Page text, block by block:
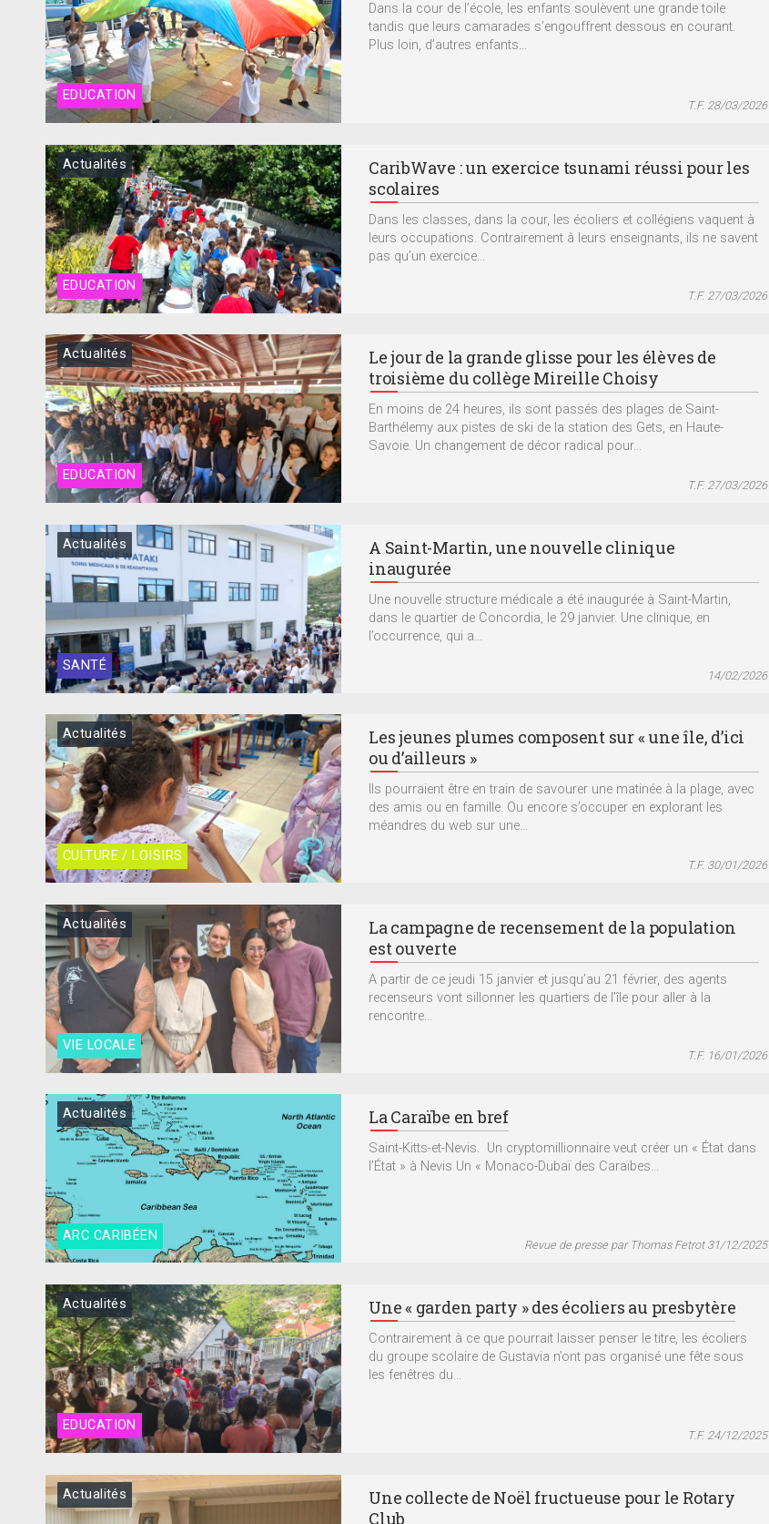
EDUCATION
Dans la cour de l’école, les enfants soulèvent une grande toile
tandis que leurs camarades s’engouffrent dessous en courant.
Plus loin, d’autres enfants...
T.F. 28/03/2026
EDUCATION
Actualités
CaribWave : un exercice tsunami réussi pour les
scolaires
Dans les classes, dans la cour, les écoliers et collégiens vaquent à
leurs occupations. Contrairement à leurs enseignants, ils ne savent
pas qu’un exercice...
T.F. 27/03/2026
EDUCATION
Actualités
Le jour de la grande glisse pour les élèves de
troisième du collège Mireille Choisy
En moins de 24 heures, ils sont passés des plages de Saint-
Barthélemy aux pistes de ski de la station des Gets, en Haute-
Savoie. Un changement de décor radical pour...
T.F. 27/03/2026
SANTÉ
Actualités
A Saint-Martin, une nouvelle clinique
inaugurée
Une nouvelle structure médicale a été inaugurée à Saint-Martin,
dans le quartier de Concordia, le 29 janvier. Une clinique, en
l’occurrence, qui a...
14/02/2026
CULTURE / LOISIRS
Actualités
Les jeunes plumes composent sur « une île, d’ici
ou d’ailleurs »
Ils pourraient être en train de savourer une matinée à la plage, avec
des amis ou en famille. Ou encore s’occuper en explorant les
méandres du web sur une...
T.F. 30/01/2026
VIE LOCALE
Actualités
La campagne de recensement de la population
est ouverte
A partir de ce jeudi 15 janvier et jusqu’au 21 février, des agents
recenseurs vont sillonner les quartiers de l’île pour aller à la
rencontre...
T.F. 16/01/2026
ARC CARIBÉEN
Actualités La Caraïbe en bref
Saint-Kitts-et-Nevis. Un cryptomillionnaire veut créer un « État dans
l’État » à Nevis Un « Monaco-Dubaï des Caraïbes...
Revue de presse par Thomas Fetrot 31/12/2025
EDUCATION
Actualités Une « garden party » des écoliers au presbytère
Contrairement à ce que pourrait laisser penser le titre, les écoliers
du groupe scolaire de Gustavia n’ont pas organisé une fête sous
les fenêtres du...
T.F. 24/12/2025
Actualités
Une collecte de Noël fructueuse pour le Rotary
Club